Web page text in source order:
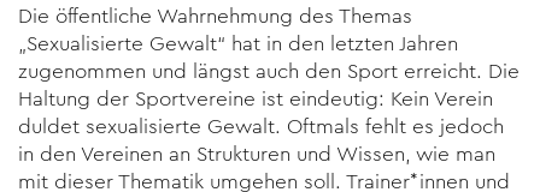
Die öffentliche Wahrnehmung des Themas
„Sexualisierte Gewalt“ hat in den letzten Jahren
zugenommen und längst auch den Sport erreicht. Die
Haltung der Sportvereine ist eindeutig: Kein Verein
duldet sexualisierte Gewalt. Oftmals fehlt es jedoch
in den Vereinen an Strukturen und Wissen, wie man
mit dieser Thematik umgehen soll. Trainer*innen und